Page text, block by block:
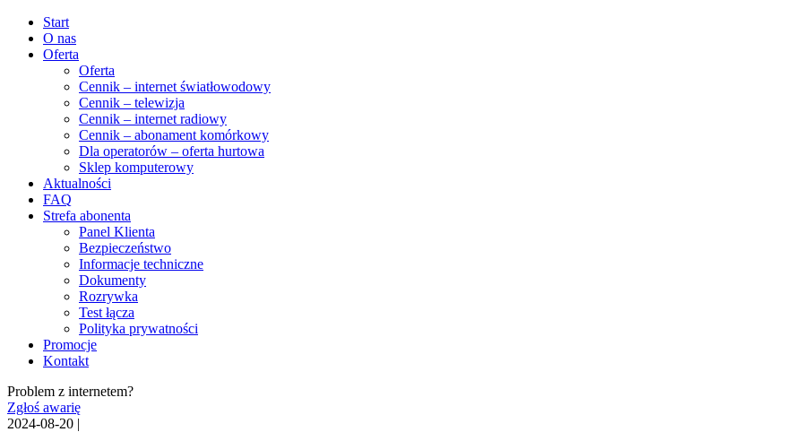
Start
O nas
Oferta
Oferta
Cennik – internet światłowodowy
Cennik – telewizja
Cennik – internet radiowy
Cennik – abonament komórkowy
Dla operatorów – oferta hurtowa
Sklep komputerowy
Aktualności
FAQ
Strefa abonenta
Panel Klienta
Bezpieczeństwo
Informacje techniczne
Dokumenty
Rozrywka
Test łącza
Polityka prywatności
Promocje
Kontakt
Problem z internetem?
Zgłoś awarię
2024-08-20 |